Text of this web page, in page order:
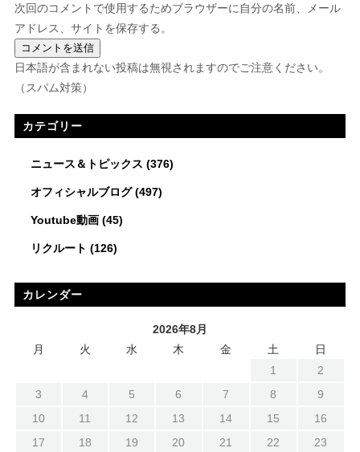
次回のコメントで使用するためブラウザーに自分の名前、メール
アドレス、サイトを保存する。
日本語が含まれない投稿は無視されますのでご注意ください。
（スパム対策）
カテゴリー
ニュース＆トピックス (376)
オフィシャルブログ(497)
Youtube動画(45)
リクルート (126)
カレンダー
2026年8月
月
火 水 木 金 土
日
1
2
3
4 5 6 7 8
9
10
11 12 13 14 15
16
17
18 19 20 21 22
23